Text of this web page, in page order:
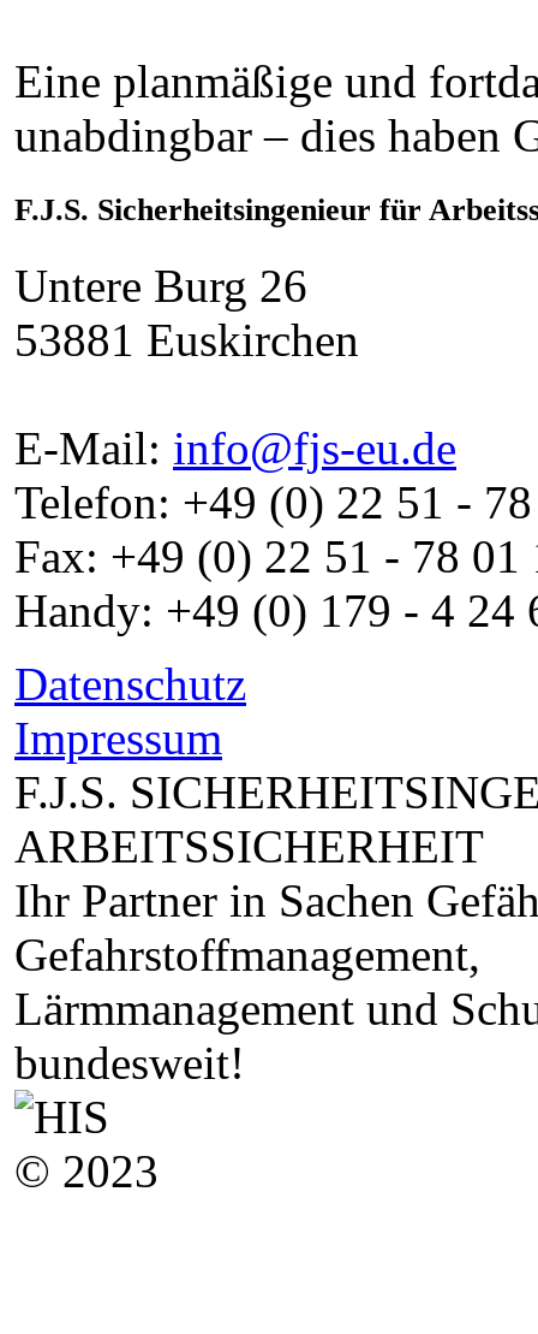
Eine planmäßige und
unabdingbar – dies haben
F.J.S. Sicherheitsingenieur für
Untere Burg 26
53881 Euskirchen
E-Mail: info@fjs-eu.de
Telefon: +49 (0) 22 51 -
Fax: +49 (0) 22 51 - 78 01
Handy: +49 (0) 179 - 4 24
Datenschutz
Impressum
F.J.S.
ARBEITSSICHERHEIT
Ihr Partner in Sachen
Gefahrstoffmanagement,
Lärmmanagement und
bundesweit!
© 2023